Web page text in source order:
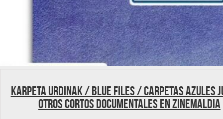
Karpeta Urdinak / Blue Files / Carpetas azules
otros cortos documentales en Zinemaldia